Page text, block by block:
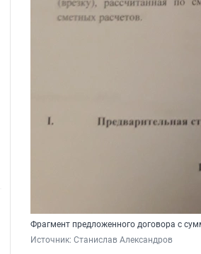
Фрагмент предложенного договора с
Источник: Станислав Александров